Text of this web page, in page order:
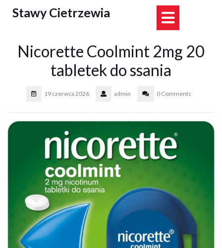
Stawy Cietrzewia
Nicorette Coolmint 2mg 20
tabletek do ssania
19 czerwca 2026 admin 0 Comments